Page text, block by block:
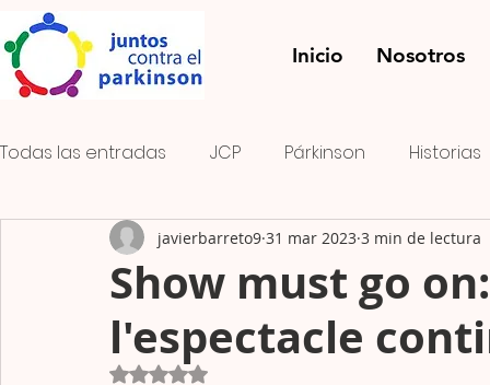
Inicio Nosotros
Todas las entradas JCP Párkinson Historias
Onda PK El rayo verde FOMENTO DEL
Concurso de fotografía
Show must go
l'espectacle
javierbarreto9 31 mar 2023 3 min de lectura
Obtuvo NaN de 5 estrellas.